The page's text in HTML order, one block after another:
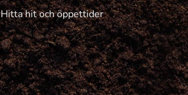
Hitta hit och öppettider